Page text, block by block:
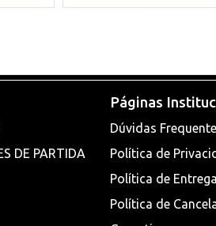
DE PARTIDA
Páginas
Dúvidas
Política de
Política de
Política de